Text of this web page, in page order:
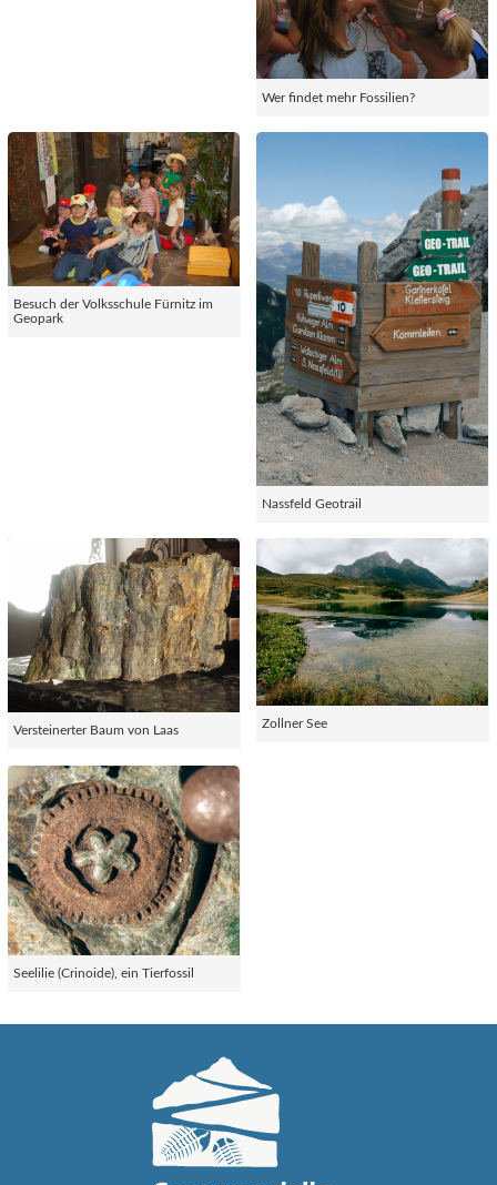
Wer findet mehr Fossilien?
Besuch der Volksschule Fürnitz im
Geopark
Nassfeld Geotrail
Versteinerter Baum von Laas
Zollner See
Seelilie (Crinoide), ein Tierfossil